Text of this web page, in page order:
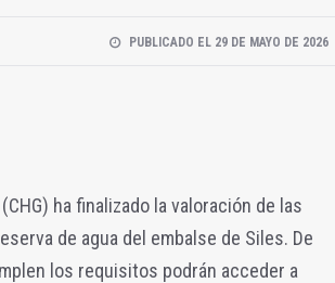
PUBLICADO EL 29 DE MAYO DE 2026
ha finalizado la valoración de las
de agua del embalse de Siles. De
los requisitos podrán acceder a